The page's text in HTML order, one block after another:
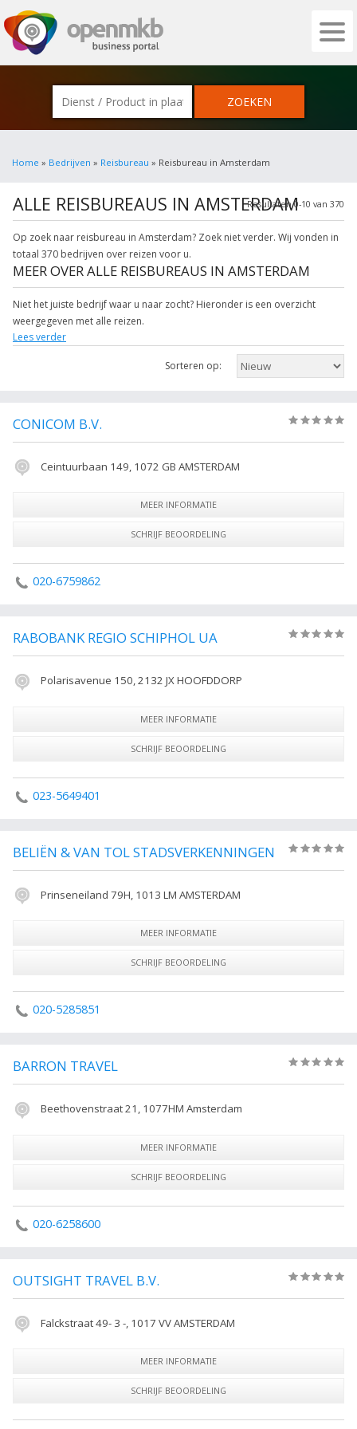
OPENMKB - DE ZAKELIJKE PORTAL
Home » Bedrijven » Reisbureau » Reisbureau in Amsterdam
Resultaten 0-10 van 370
ALLE REISBUREAUS IN AMSTERDAM
Op zoek naar reisbureau in Amsterdam? Zoek niet verder. Wij vonden in
totaal 370 bedrijven over reizen voor u.
MEER OVER ALLE REISBUREAUS IN AMSTERDAM
Niet het juiste bedrijf waar u naar zocht? Hieronder is een overzicht
weergegeven met alle reizen.
Wilt u meer weten over vakantie? Klik op het item om meer over de
onderneming te weten te komen of hoe u contact kunt opnemen. Ook
De volgende trefwoorden vallen ook onder deze bedrijven rubriek:
Lees verder
Sorteren op:
CONICOM B.V.
Ceintuurbaan 149, 1072 GB AMSTERDAM
MEER INFORMATIE
SCHRIJF BEOORDELING
020-6759862
RABOBANK REGIO SCHIPHOL UA
Polarisavenue 150, 2132 JX HOOFDDORP
MEER INFORMATIE
SCHRIJF BEOORDELING
023-5649401
BELIËN & VAN TOL STADSVERKENNINGEN
Prinseneiland 79H, 1013 LM AMSTERDAM
MEER INFORMATIE
SCHRIJF BEOORDELING
020-5285851
BARRON TRAVEL
Beethovenstraat 21, 1077HM Amsterdam
MEER INFORMATIE
SCHRIJF BEOORDELING
020-6258600
OUTSIGHT TRAVEL B.V.
Falckstraat 49- 3 -, 1017 VV AMSTERDAM
MEER INFORMATIE
SCHRIJF BEOORDELING